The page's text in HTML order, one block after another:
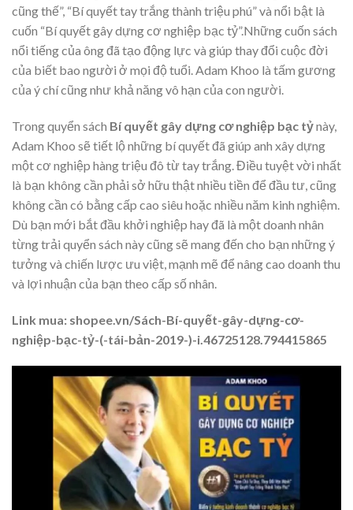
cũng thế”, “Bí quyết tay trắng thành triệu phú” và nổi bật là
cuốn “Bí quyết gây dựng cơ nghiệp bạc tỷ”.Những cuốn sách
nổi tiếng của ông đã tạo động lực và giúp thay đổi cuộc đời
của biết bao người ở mọi độ tuổi. Adam Khoo là tấm gương
của ý chí cũng như khả năng vô hạn của con người.
Trong quyển sách Bí quyết gây dựng cơ nghiệp bạc tỷnày,
Adam Khoo sẽ tiết lộ những bí quyết đã giúp anh xây dựng
một cơ nghiệp hàng triệu đô từ tay trắng. Điều tuyệt vời nhất
là bạn không cần phải sở hữu thật nhiều tiền để đầu tư, cũng
không cần có bằng cấp cao siêu hoặc nhiều năm kinh nghiệm.
Dù bạn mới bắt đầu khởi nghiệp hay đã là một doanh nhân
từng trải quyển sách này cũng sẽ mang đến cho bạn những ý
tưởng và chiến lược ưu việt, mạnh mẽ để nâng cao doanh thu
và lợi nhuận của bạn theo cấp số nhân.
Link mua: shopee.vn/Sách-Bí-quyết-gây-dựng-cơ-
nghiệp-bạc-tỷ-(-tái-bản-2019-)-i.46725128.794415865